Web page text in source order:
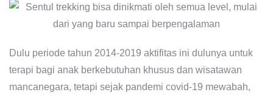
Dulu periode tahun 2014-2019 aktifitas ini dulunya untuk
terapi bagi anak berkebutuhan khusus dan wisatawan
mancanegara, tetapi sejak pandemi covid-19 mewabah,